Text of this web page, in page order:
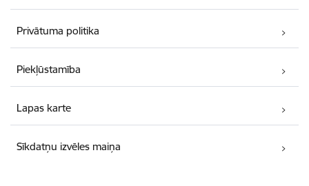
Privātuma politika
Piekļūstamība
Lapas karte
Sīkdatņu izvēles maiņa